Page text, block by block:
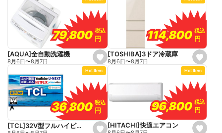
a
v
o
r
i
e
a
v
o
r
i
e
s
e
t
a
v
o
r
i
e
79,800
79,800 税込
税込
円
円
[AQUA]全自動洗濯機
8月6日〜8月7日
s
e
t
a
v
o
r
i
e
114,800
114,800 税込
税込
円
円
[TOSHIBA]3ドア冷蔵庫
8月6日〜8月7日
s
Hot Item
36,800
36,800 税込
税込
円
円
[TCL]32V型フルハイビジョン液晶テレビ
s
Hot Item
96,800
96,800 税込
税込
円
円
[HITACHI]快適エアコン